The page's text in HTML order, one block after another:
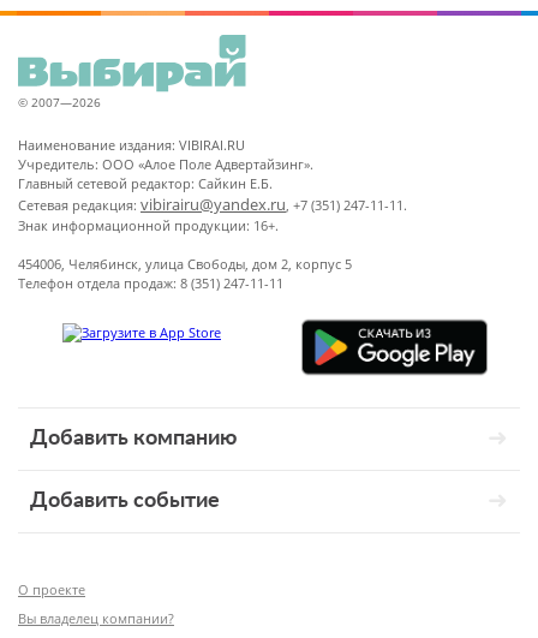
© 2007—2026
Наименование издания: VIBIRAI.RU
Учредитель: ООО «Алое Поле Адвертайзинг».
Главный сетевой редактор: Сайкин Е.Б.
Сетевая редакция: vibirairu@yandex.ru, +7 (351) 247-11-11.
Знак информационной продукции: 16+.
454006, Челябинск, улица Свободы, дом 2, корпус 5
Телефон отдела продаж: 8 (351) 247-11-11
Добавить компанию
Добавить событие
О проекте
Вы владелец компании?